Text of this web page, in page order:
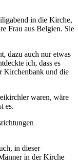
in die Kirche,
Frau aus Belgien. Sie
dazu auch nur etwas
ich, dass es
Kirchenbank und die
waren, wäre
es.
in dieser
in der Kirche